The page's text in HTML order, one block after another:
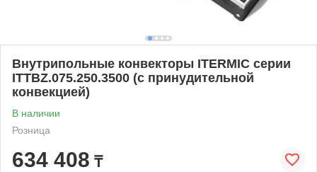
Внутрипольные конвекторы ITERMIC серии
ITTBZ.075.250.3500 (с принудительной
конвекцией)
В наличии
Розница
634 408 ₸